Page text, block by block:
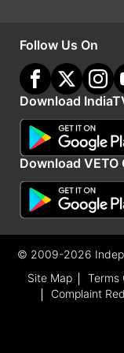
शेयरों में 10
स्टील, भारतीय
एंड टूब्रो और
रहे। एचसीएल टेक,
यूनिलीवर पिछड़ गए।
Follow Us On
Download
Download VETO
© 2009-2026
Site Map
Terms
Complaint